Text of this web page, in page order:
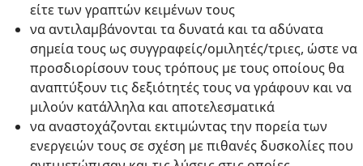
είτε των γραπτών κειμένων τους
να αντιλαμβάνονται τα δυνατά και τα αδύνατα
σημεία τους ως συγγραφείς/ομιλητές/τριες, ώστε να
προσδιορίσουν τους τρόπους με τους οποίους θα
αναπτύξουν τις δεξιότητές τους να γράφουν και να
μιλούν κατάλληλα και αποτελεσματικά
να αναστοχάζονται εκτιμώντας την πορεία των
ενεργειών τους σε σχέση με πιθανές δυσκολίες που